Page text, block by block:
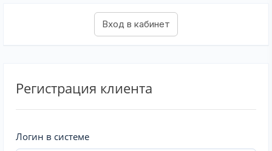
Регистрация клиента
Логин в системе